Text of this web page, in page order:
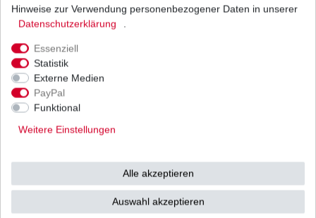
Versand
Ab einem Warenwert von
500 Euro versenden wir
53783 Eitorf (
unbedingt Termin
Hinweise zur Verwendung personenbezogener Daten in unserer
Daten­schutz­erklärung
Essenziell
Statistik
Externe Medien
PayPal
Funktional
Weitere Einstellungen
Alle akzeptieren
Auswahl akzeptieren